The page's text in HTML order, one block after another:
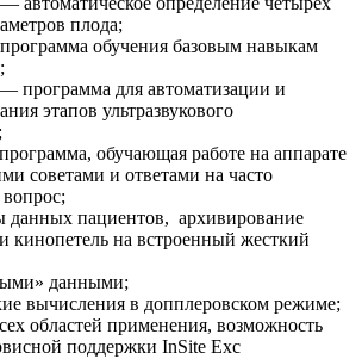
плода;
обучения базовым навыкам
— программа для автоматизации и
этапов ультразвукового
обучающая работе на аппарате
советами и ответами на часто
данных пациентов, архивирование
кинопетель на встроенный жесткий
данными;
вычисления в допплеровском режиме;
областей применения, возможность
поддержки InSite Exc